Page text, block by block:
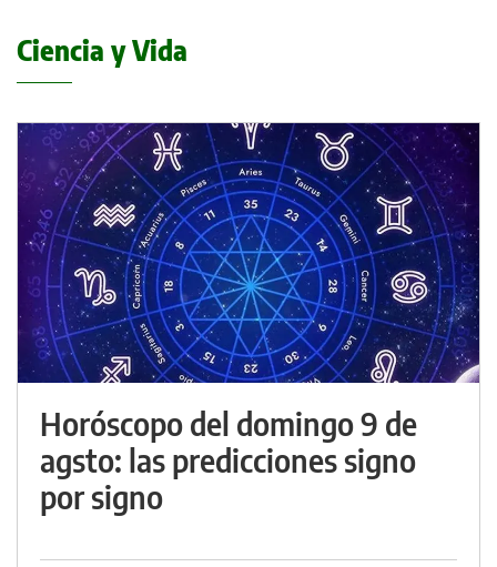
Ciencia y Vida
Horóscopo del domingo 9 de
agsto: las predicciones signo
por signo